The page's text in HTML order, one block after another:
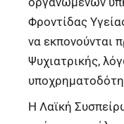
Φροντίδας
να εκπονούνται
Ψυχιατρικής,
Η Λαϊκή